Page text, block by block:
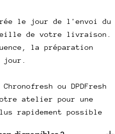
le jour de l'envoi du
de votre livraison.
la préparation
jour.
ou DPDFresh
atelier pour une
rapidement possible